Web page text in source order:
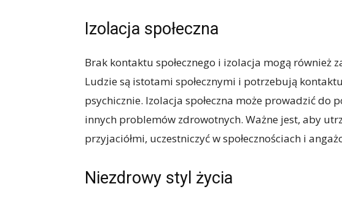
Izolacja społeczna
Brak kontaktu społecznego i izolacja mogą również
Ludzie są istotami społecznymi i potrzebują
psychicznie. Izolacja społeczna może prowadzić do
innych problemów zdrowotnych. Ważne jest, aby
przyjaciółmi, uczestniczyć w społecznościach i
Niezdrowy styl życia